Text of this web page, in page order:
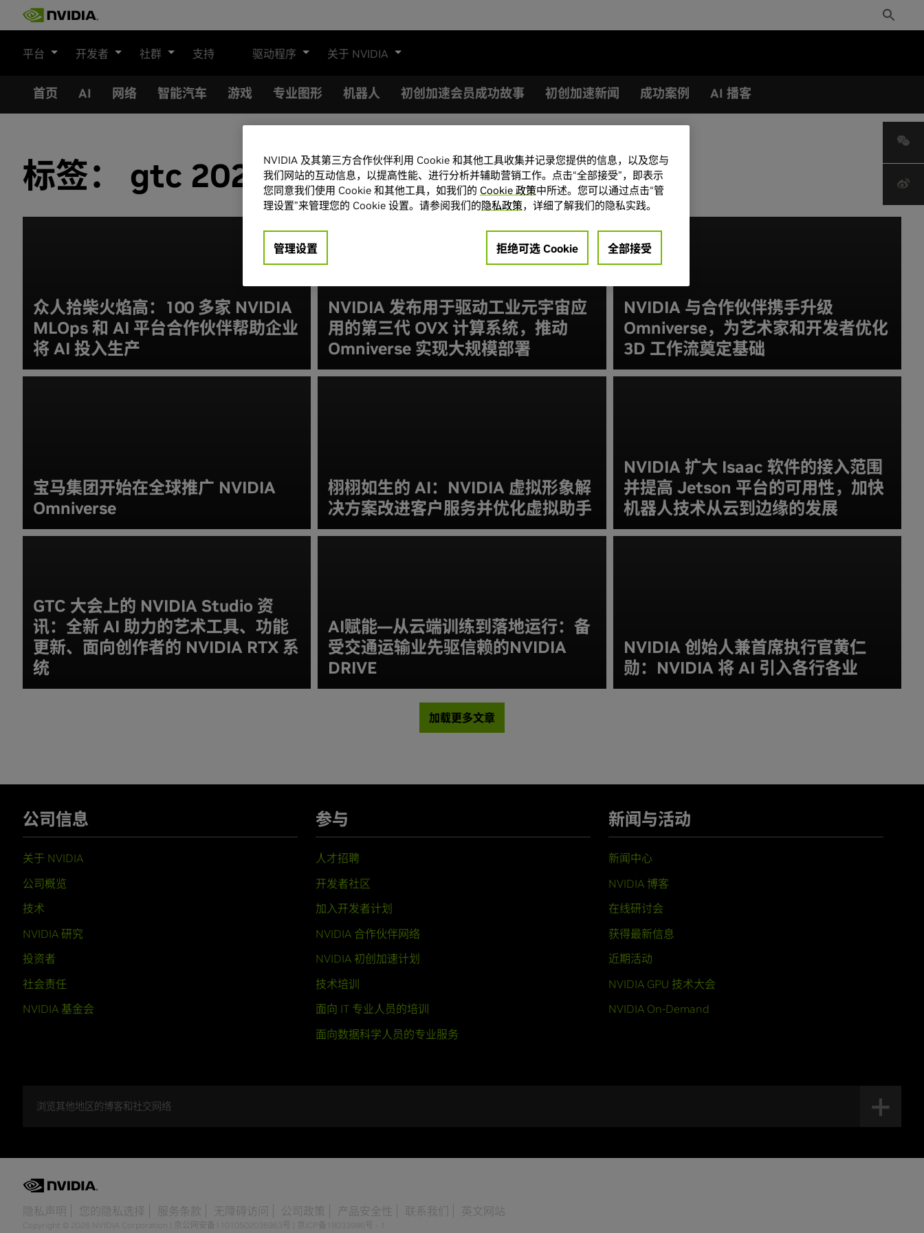
Toggle
Search
平台 开发者 社群 支持 驱动程序 关于 NVIDIA
首页 AI 网络 智能汽车 游戏 专业图形 机器人 初创加速会员成功故事 初创加速新闻 成功案例 AI 播客
标签： gtc 2023
众人拾柴火焰高：100 多家 NVIDIA
MLOps 和 AI 平台合作伙伴帮助企业
将 AI 投入生产
NVIDIA 发布用于驱动工业元宇宙应
用的第三代 OVX 计算系统，推动
Omniverse 实现大规模部署
NVIDIA 与合作伙伴携手升级
Omniverse，为艺术家和开发者优化
3D 工作流奠定基础
宝马集团开始在全球推广 NVIDIA
Omniverse
栩栩如生的 AI：NVIDIA 虚拟形象解
决方案改进客户服务并优化虚拟助手
NVIDIA 扩大 Isaac 软件的接入范围
并提高 Jetson 平台的可用性，加快
机器人技术从云到边缘的发展
GTC 大会上的 NVIDIA Studio 资
讯：全新 AI 助力的艺术工具、功能
更新、面向创作者的 NVIDIA RTX 系
统
AI赋能—从云端训练到落地运行：备
受交通运输业先驱信赖的NVIDIA
DRIVE
NVIDIA 创始人兼首席执行官黄仁
勋：NVIDIA 将 AI 引入各行各业
加载更多文章
公司信息
关于 NVIDIA
公司概览
技术
NVIDIA 研究
投资者
社会责任
NVIDIA 基金会
参与
人才招聘
开发者社区
加入开发者计划
NVIDIA 合作伙伴网络
NVIDIA 初创加速计划
技术培训
面向 IT 专业人员的培训
面向数据科学人员的专业服务
新闻与活动
新闻中心
NVIDIA 博客
在线研讨会
获得最新信息
近期活动
NVIDIA GPU 技术大会
NVIDIA On-Demand
浏览其他地区的博客和社交网络
隐私声明 您的隐私选择 服务条款 无障碍访问 公司政策 产品安全性 联系我们 英文网站
Copyright © 2026 NVIDIA Corporation 京公网安备11010502036963号 京ICP备18033986号 - 1
NVIDIA 及其第三方合作伙伴利用 Cookie 和其他工具收集并记录您提供的信息，以及您与
我们网站的互动信息，以提高性能、进行分析并辅助营销工作。点击“全部接受”，即表示
您同意我们使用 Cookie 和其他工具，如我们的 Cookie 政策中所述。您可以通过点击“管
理设置”来管理您的 Cookie 设置。请参阅我们的隐私政策，详细了解我们的隐私实践。
管理设置 拒绝可选 Cookie 全部接受